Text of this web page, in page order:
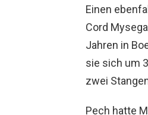
Einen
Cord
Jahren in
sie sich um
zwei
Pech hatte